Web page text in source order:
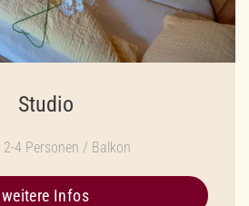
Studio
2-4 Personen / Balkon
weitere Infos